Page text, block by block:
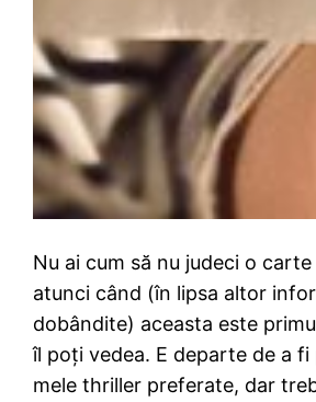
Nu ai cum să nu judeci o
atunci când (în lipsa altor
dobândite) aceasta este
îl poți vedea. E departe de a
mele thriller preferate, dar